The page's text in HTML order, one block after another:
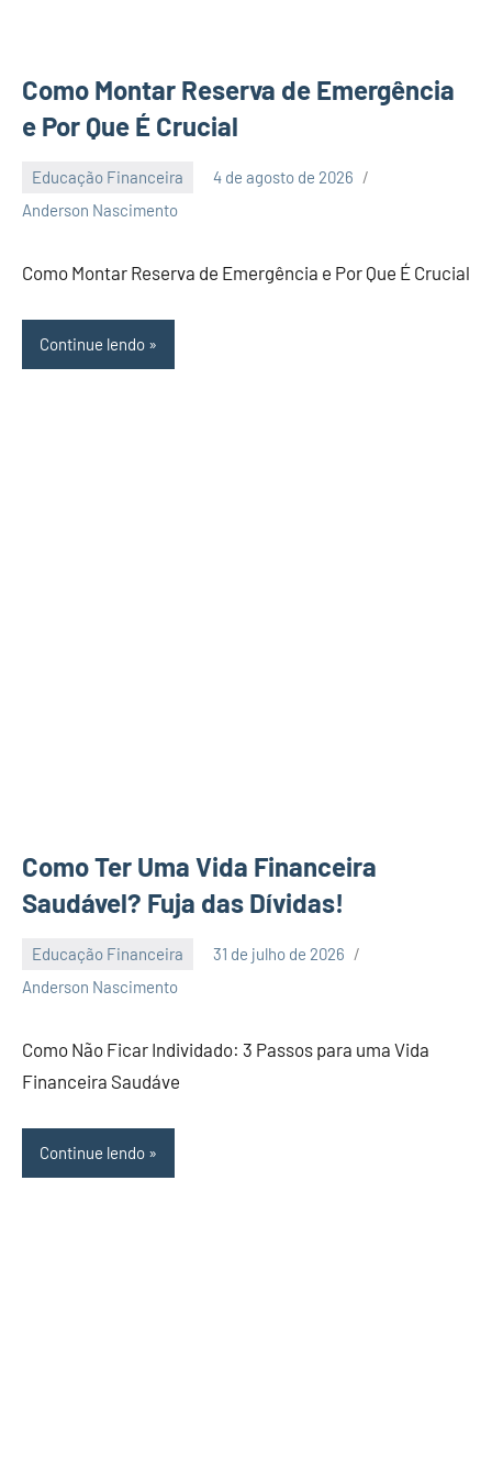
Como Montar Reserva de Emergência
e Por Que É Crucial
Educação Financeira
4 de agosto de 2026
Anderson Nascimento
Nenhum
Como Montar Reserva de Emergência e Por Que É Crucial
Continue lendo
Como Ter Uma Vida Financeira
Saudável? Fuja das Dívidas!
Educação Financeira
31 de julho de 2026
Anderson Nascimento
1
Como Não Ficar Individado: 3 Passos para uma Vida
Financeira Saudáve
Continue lendo